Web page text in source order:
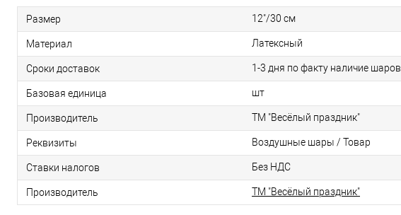
Размер 12"/30 см
Материал Латексный
Сроки доставок 1-3 дня по факту наличие шаров
Базовая единица шт
Производитель ТМ "Весёлый праздник"
Реквизиты Воздушные шары / Товар
Ставки налогов Без НДС
Производитель ТМ "Весёлый праздник"